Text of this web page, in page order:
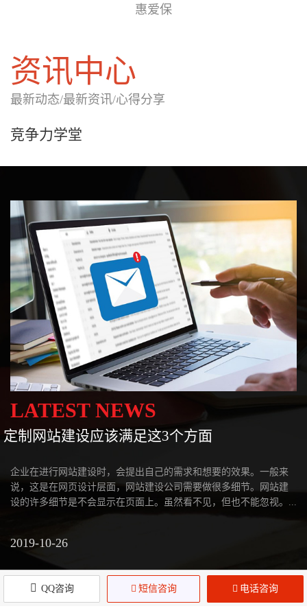
惠爱保
资讯中心
最新动态/最新资讯/心得分享
竞争力学堂
LATEST NEWS
定制网站建设应该满足这3个方面
企业在进行网站建设时，会提出自己的需求和想要的效果。一般来
说，这是在网页设计层面，网站建设公司需要做很多细节。网站建
设的许多细节是不会显示在页面上。虽然看不见，但也不能忽视。...
2019-10-26
QQ咨询  短信咨询  电话咨询